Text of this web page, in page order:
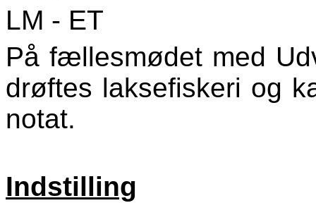
LM - ET
På fællesmødet med
drøftes laksefiskeri og
notat.
Indstilling